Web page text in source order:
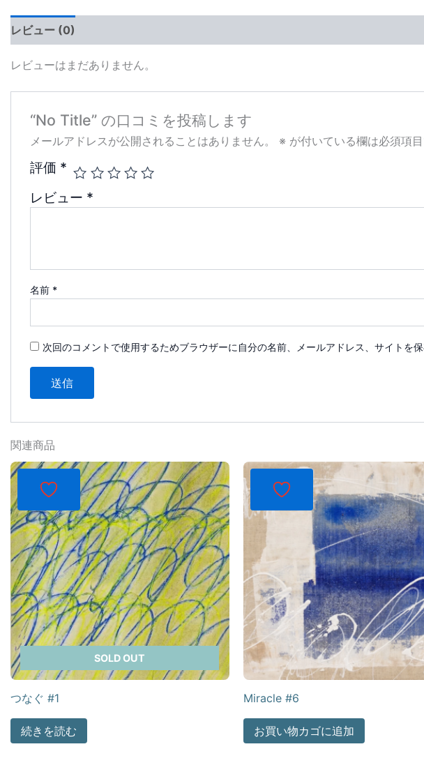
レビュー (0)
レビューはまだありません。
“No Title” の口コミを投稿します
メールアドレスが公開されることはありません。 ※ が付いている欄は必須項
評価 *
レビュー *
名前 *
次回のコメントで使用するためブラウザーに自分の名前、メールアドレス、サイトを保
関連商品
SOLD OUT
つなぐ #1
続きを読む
Miracle #6
お買い物カゴに追加